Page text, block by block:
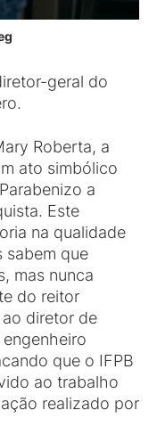
geral do
Roberta, a
ato simbólico
a
Este
na qualidade
sabem que
mas nunca
do reitor
ao diretor de
que o IFPB
ao trabalho
realizado por